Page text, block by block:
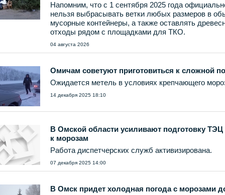
Напомним, что с 1 сентября 2025 года
нельзя выбрасывать ветки любых размеров в
мусорные контейнеры, а также оставлять
отходы рядом с площадками для ТКО.
04 августа 2026
Омичам советуют приготовиться к сложной
Ожидается метель в условиях крепчающего
14 декабря 2025 18:10
В Омской области усиливают подготовку ТЭЦ
к морозам
Работа диспетчерских служб активизирована.
07 декабря 2025 14:00
В Омск придет холодная погода с морозами